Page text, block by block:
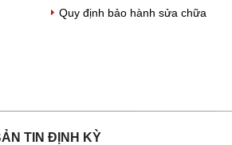
Quy định bảo hành sửa chữa
TIN ĐỊNH KỲ